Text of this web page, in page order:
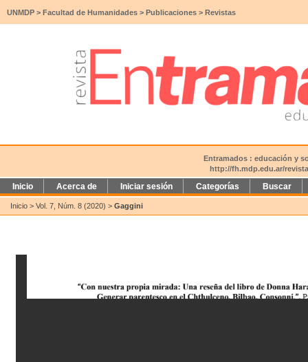
UNMDP > Facultad de Humanidades > Publicaciones > Revistas
Entramados : educación y
http://fh.mdp.edu.ar/
Inicio Acerca de Iniciar sesión Categorías Buscar
Inicio > Vol. 7, Núm. 8 (2020) > Gaggini